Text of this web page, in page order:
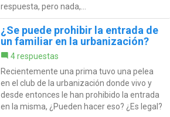
respuesta, pero nada,...
¿Se puede prohibir la entrada de
un familiar en la urbanización?
4 respuestas
Recientemente una prima tuvo una pelea
en el club de la urbanización donde vivo y
desde entonces le han prohibido la entrada
en la misma, ¿Pueden hacer eso? ¿Es legal?